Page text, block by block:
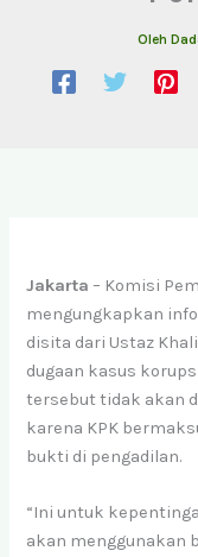
Oleh
Jakarta – Komisi
mengungkapkan
disita dari Ustaz
dugaan kasus
tersebut tidak akan
karena KPK
bukti di pengadilan.
“Ini untuk
akan menggunakan